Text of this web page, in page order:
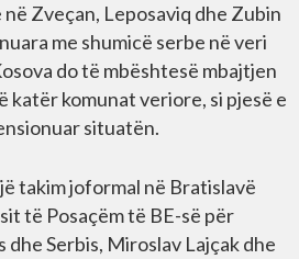
Zveçan, Leposaviq dhe Zubin
me shumicë serbe në veri
do të mbështesë mbajtjen
katër komunat veriore, si pjesë e
situatën.
takim joformal në Bratislavë
të Posaçëm të BE-së për
dhe Serbis, Miroslav Lajçak dhe